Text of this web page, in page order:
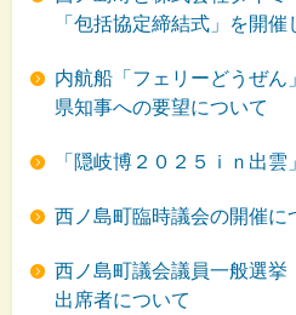
「包括協定締結式」を開催
内航船「フェリーどうぜん
県知事への要望について
「隠岐博２０２５ｉｎ出雲
西ノ島町臨時議会の開催に
西ノ島町議会議員一般選
出席者について